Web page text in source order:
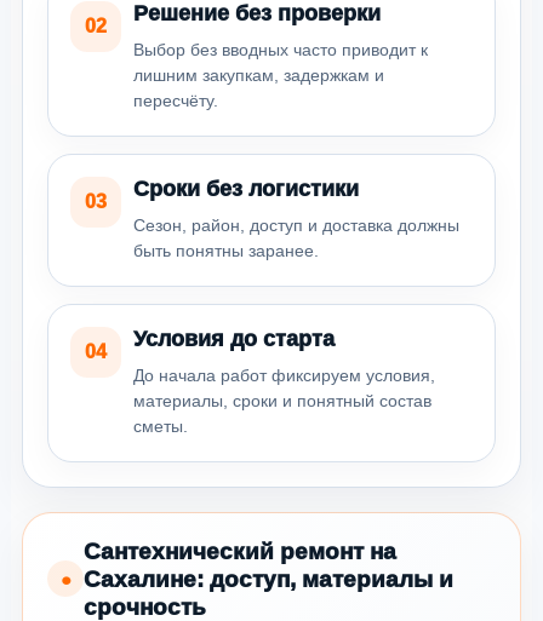
02
Решение без проверки
Выбор без вводных часто приводит к
лишним закупкам, задержкам и
пересчёту.
03
Сроки без логистики
Сезон, район, доступ и доставка должны
быть понятны заранее.
04
Условия до старта
До начала работ фиксируем условия,
материалы, сроки и понятный состав
сметы.
●
Сантехнический ремонт на
Сахалине: доступ, материалы и
срочность